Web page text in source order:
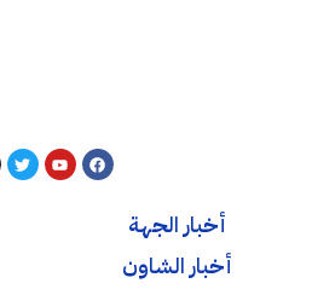
أخبار الجهة
أخبار الشاون